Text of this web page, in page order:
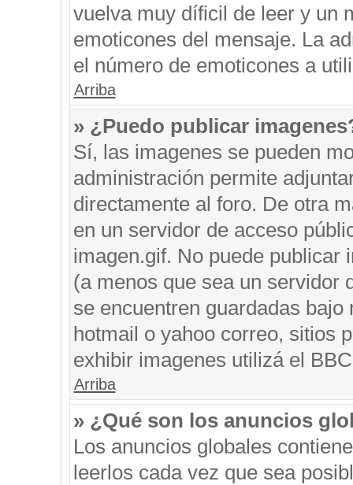
vuelva muy díficil de leer y un
emoticones del mensaje. La
el número de emoticones a
Arriba
» ¿Puedo publicar
Sí, las imagenes se pueden
administración permite
directamente al foro. De otra
en un servidor de acceso
imagen.gif. No puede publicar
(a menos que sea un servidor
se encuentren guardadas
hotmail o yahoo correo, sitios
exhibir imagenes utilizá el
Arriba
» ¿Qué son los anuncios
Los anuncios globales
leerlos cada vez que sea